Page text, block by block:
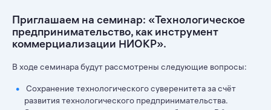
Приглашаем на семинар: «Технологическое
предпринимательство, как инструмент
коммерциализации НИОКР».
В ходе семинара будут рассмотрены следующие вопросы:
Сохранение технологического суверенитета за счёт
развития технологического предпринимательства.